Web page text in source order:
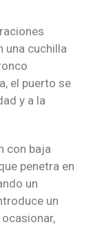
una cuchilla
el puerto se
y a la
con baja
penetra en
un
un